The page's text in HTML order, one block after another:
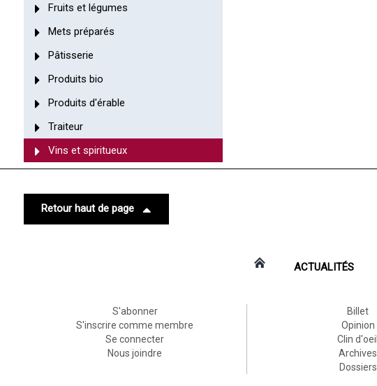
Fruits et légumes
Mets préparés
Pâtisserie
Produits bio
Produits d'érable
Traiteur
Vins et spiritueux
Retour haut de page
ACTUALITÉS
S'abonner
S'inscrire comme membre
Se connecter
Nous joindre
Billet
Opinion
Clin d'oeil
Archives
Dossiers